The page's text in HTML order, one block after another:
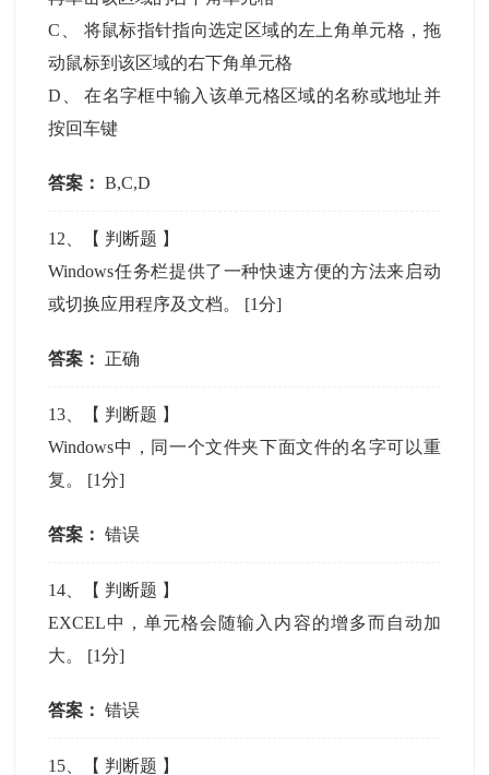
C
将鼠标指针指向选定区域的左上角单元格，拖
动鼠标到该区域的右下角单元格
D 、在名字框中输入该单元格区域的名称或地址并
按回车键
答案： B,C,D
12 、【 判断题 】
Windows任务栏提供了一种快速方便的方法来启动
或切换应用程序及文档。 [1分]
答案： 正确
13 、【 判断题 】
Windows中，同一个文件夹下面文件的名字可以重
复。 [1分]
答案： 错误
14 、【 判断题 】
EXCEL中，单元格会随输入内容的增多而自动加
大。 [1分]
答案： 错误
15 、【 判断题 】